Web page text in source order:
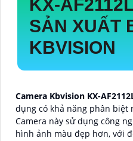
KX-
SẢN XUẤT
KBVISION
Camera Kbvision KX-
dụng có khả năng phân biệt
Camera này sử dụng công
hình ảnh màu đẹp hơn, với